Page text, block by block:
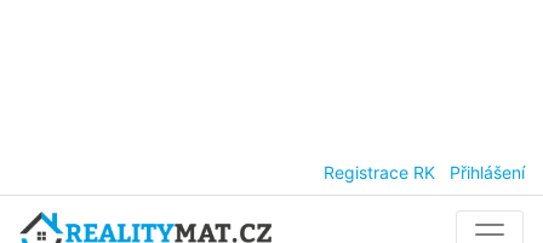
Registrace RK Přihlášení